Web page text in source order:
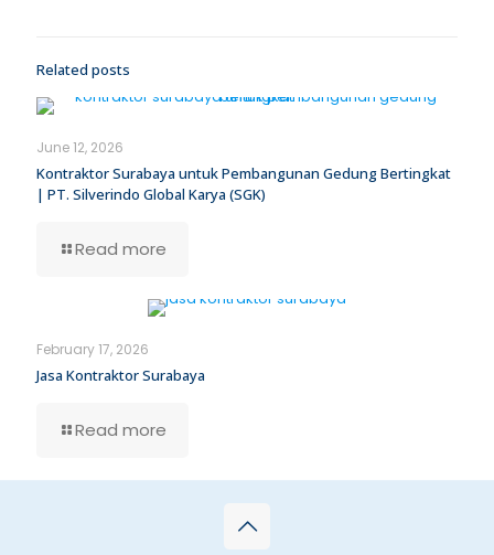
Related posts
June 12, 2026
Kontraktor Surabaya untuk Pembangunan Gedung Bertingkat
| PT. Silverindo Global Karya (SGK)
Read more
February 17, 2026
Jasa Kontraktor Surabaya
Read more